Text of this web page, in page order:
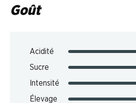
Goût
Acidité
Sucre
Intensité
Élevage